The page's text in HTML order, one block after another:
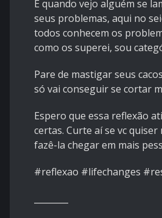
E quando vejo alguém se
seus problemas, aqui no
todos conhecem os
como os superei, sou
Pare de mastigar seus
só vai conseguir se cortar
Espero que essa reflexão
certas. Curte aí se vc quiser
fazê-la chegar em mais
#reflexao #lifechanges